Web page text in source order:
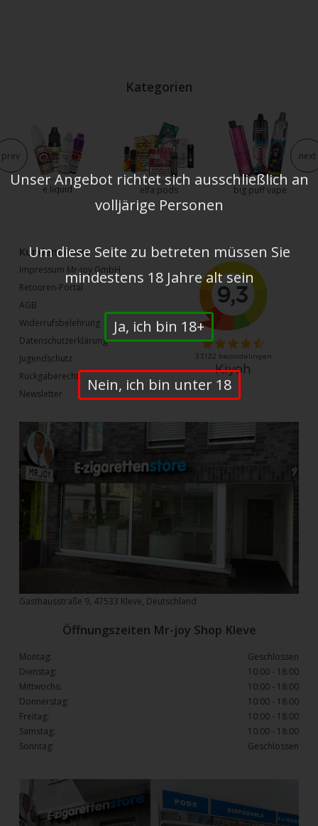
Kategorien
e liquid elfa pods big puff vape
prev next
Kundendienst
Impressum Mr-joy GmbH
Retouren-Portal
AGB
Widerrufsbelehrung
Datenschutzerklärung
Jugendschutz
Rückgaberecht
Newsletter
Gasthausstraße 9, 47533 Kleve, Deutschland
Öffnungszeiten Mr-joy Shop Kleve
Montag:
Geschlossen
Dienstag:
10:00 - 18:00
Mittwochs:
10:00 - 18:00
Donnerstag:
10:00 - 18:00
Freitag:
10:00 - 18:00
Samstag:
10:00 - 18:00
Sonntag:
Geschlossen
Unser Angebot richtet sich ausschließlich an
volljärige Personen
Um diese Seite zu betreten müssen Sie
mindestens 18 Jahre alt sein
Ja, ich bin 18+
Nein, ich bin unter 18